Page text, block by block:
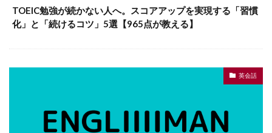
TOEIC勉強が続かない人へ。スコアアップを実現する「習慣
化」と「続けるコツ」5選【965点が教える】
英会話